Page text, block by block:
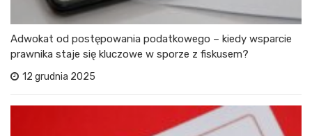
Adwokat od postępowania podatkowego – kiedy wsparcie
prawnika staje się kluczowe w sporze z fiskusem?
12 grudnia 2025